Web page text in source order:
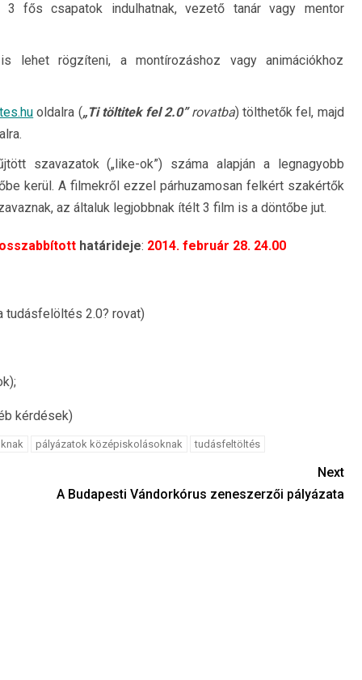
3 fős csapatok indulhatnak, vezető tanár vagy mentor
lehet rögzíteni, a montírozáshoz vagy animációkhoz
oldalra („Ti töltitek fel 2.0”rovatba) tölthetők fel, majd
szavazatok („like-ok”) száma alapján a legnagyobb
kerül. A filmekről ezzel párhuzamosan felkért szakértők
az általuk legjobbnak ítélt 3 film is a döntőbe jut.
határideje: 2014. február 28. 24.00
tudásfelöltés 2.0? rovat)
kérdések)
pályázatok középiskolásoknak tudásfeltöltés
Next
A Budapesti Vándorkórus zeneszerzői pályázata